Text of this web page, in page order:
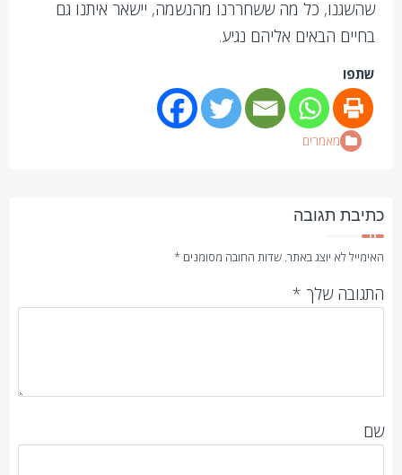
שהשגנו, כל מה ששחררנו מהנשמה, יישאר איתנו גם
בחיים הבאים אליהם נגיע.
שתפו
מאמרים
כתיבת תגובה
האימייל לא יוצג באתר. שדות החובה מסומנים *
התגובה שלך *
שם